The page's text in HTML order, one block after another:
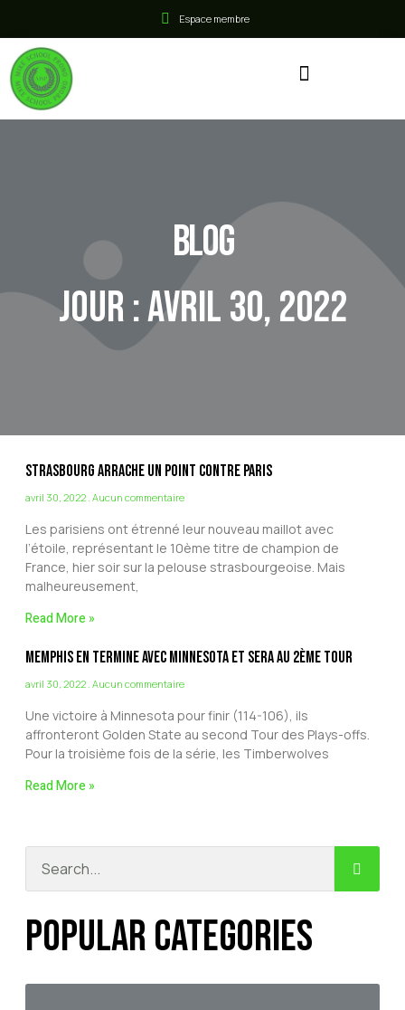
Espace membre
Blog
Jour : avril 30, 2022
Strasbourg arrache un point contre Paris
avril 30, 2022 Aucun commentaire
Les parisiens ont étrenné leur nouveau maillot avec
l’étoile, représentant le 10ème titre de champion de
France, hier soir sur la pelouse strasbourgeoise. Mais
malheureusement,
Read More »
Memphis en termine avec Minnesota et sera au 2ème Tour
avril 30, 2022 Aucun commentaire
Une victoire à Minnesota pour finir (114-106), ils
affronteront Golden State au second Tour des Plays-offs.
Pour la troisième fois de la série, les Timberwolves
Read More »
Popular Categories